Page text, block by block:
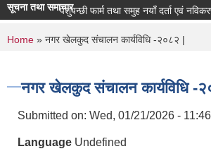
सूचना तथा समाचारपशुपन्छी फार्म तथा समुह नयाँ दर्ता एवं
You are here
Home » नगर खेलकुद संचालन कार्यविधि -२०८२ |
नगर खेलकुद संचालन कार्यविधि -
Submitted on: Wed, 01/21/2026 - 11:46
Language Undefined